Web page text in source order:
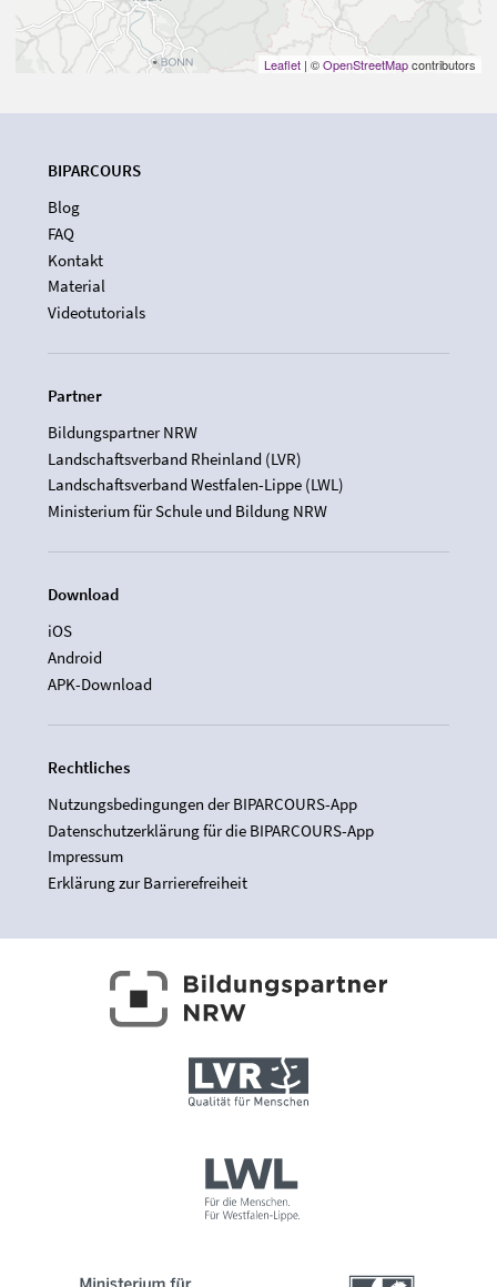
Leaflet | ©OpenStreetMapcontributors
BIPARCOURS
Blog
FAQ
Kontakt
Material
Videotutorials
Partner
Bildungspartner NRW
Landschaftsverband Rheinland (LVR)
Landschaftsverband Westfalen-Lippe (LWL)
Ministerium für Schule und Bildung NRW
Download
iOS
Android
APK-Download
Rechtliches
Nutzungsbedingungen der BIPARCOURS-App
Datenschutzerklärung für die BIPARCOURS-App
Impressum
Erklärung zur Barrierefreiheit